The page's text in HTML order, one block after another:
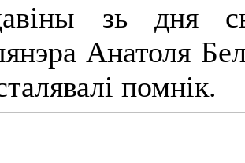
зь дня
Анатоля
помнік.